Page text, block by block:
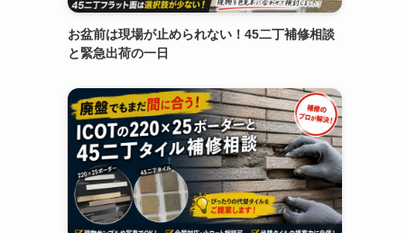
お盆前は現場が止められない！45二丁補修相談
と緊急出荷の一日